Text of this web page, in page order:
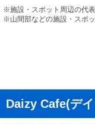
※施設・スポット周辺の代
※山間部などの施設・スポ
Daizy Cafe(デ